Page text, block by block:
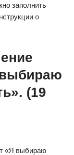
заполнить
о
выбираю
(19
«Я выбираю